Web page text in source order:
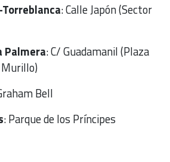
: Calle Japón (Sector
Palmera: C/ Guadamanil (Plaza
Bell
: Parque de los Príncipes